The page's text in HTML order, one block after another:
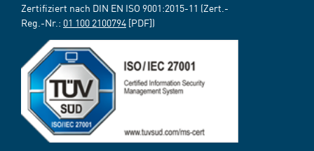
Zertifiziert nach DIN EN ISO 9001:2015-11 (Zert.-
Reg.-Nr.: 01 100 2100794 [PDF])